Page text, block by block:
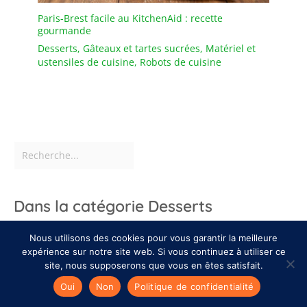
Paris-Brest facile au KitchenAid : recette
gourmande
Desserts, Gâteaux et tartes sucrées, Matériel et
ustensiles de cuisine, Robots de cuisine
Dans la catégorie Desserts
Nous utilisons des cookies pour vous garantir la meilleure
expérience sur notre site web. Si vous continuez à utiliser ce
site, nous supposerons que vous en êtes satisfait.
Oui
Non Politique de confidentialité